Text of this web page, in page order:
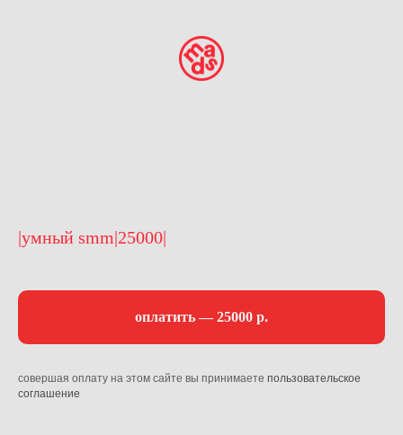
|умный smm|25000|
оплатить — 25000 р.
совершая оплату на этом сайте вы принимаете пользовательское
соглашение